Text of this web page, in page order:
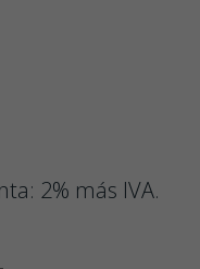
2% más IVA.